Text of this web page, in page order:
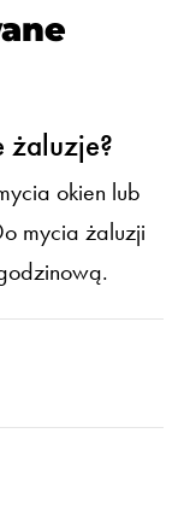
żaluzje?
okien lub
mycia żaluzji